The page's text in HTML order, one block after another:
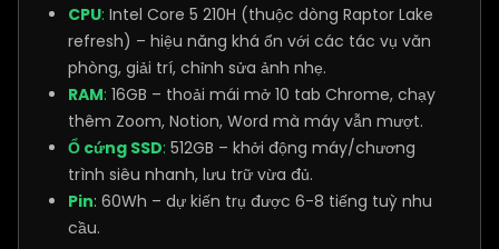
CPU: Intel Core 5 210H (thuộc dòng Raptor Lake
refresh) – hiệu năng khá ổn với các tác vụ văn
phòng, giải trí, chỉnh sửa ảnh nhẹ.
RAM: 16GB – thoải mái mở 10 tab Chrome, chạy
thêm Zoom, Notion, Word mà máy vẫn mượt.
Ổ cứng SSD: 512GB – khởi động máy/chương
trình siêu nhanh, lưu trữ vừa đủ.
Pin: 60Wh – dự kiến trụ được 6-8 tiếng tuỳ nhu
cầu.